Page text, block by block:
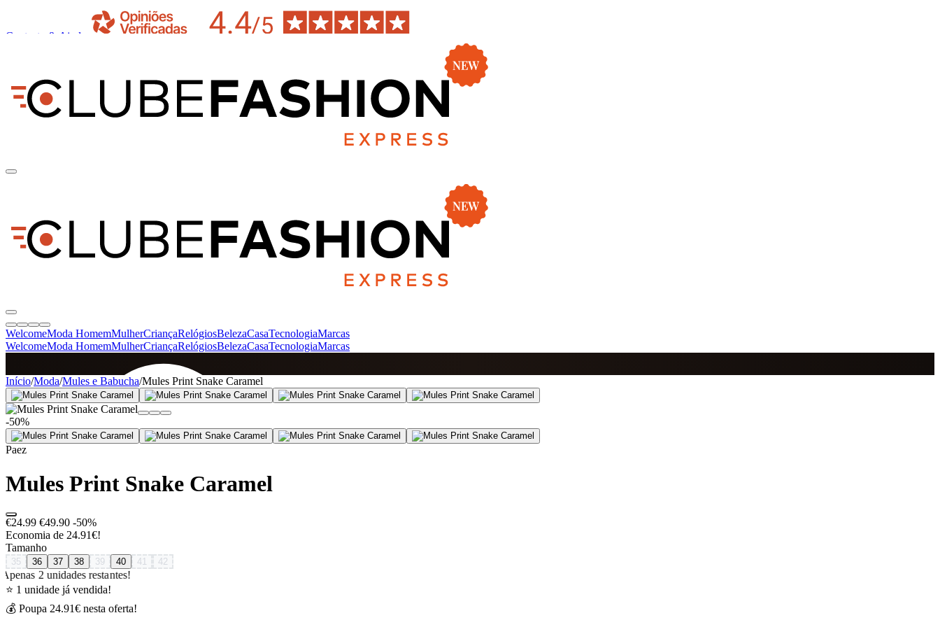
Contacto & Ajuda
WelcomeModa HomemMulherCriançaRelógiosBelezaCasaTecnologiaMarcas
WelcomeModa HomemMulherCriançaRelógiosBelezaCasaTecnologiaMarcas
SINCE 2005
+de 36.000 reviews
Início/Moda/Mules e Babucha/Mules Print Snake Caramel
-50%
Paez
Mules Print Snake Caramel
€24.99 €49.90 -50%
Economia de 24.91€!
Tamanho
35 36 37 38 39 40 41 42
Apenas 2 unidades restantes!
⭐ 1 unidade já vendida!
💰 Poupa 24.91€ nesta oferta!